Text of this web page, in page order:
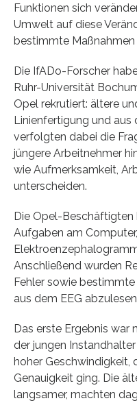
Funktionen sich
Umwelt auf diese
bestimmte Maßnahmen
Die IfADo-Forscher
Ruhr-Universität
Opel rekrutiert: ältere
Linienfertigung und aus
verfolgten dabei die
jüngere Arbeitnehmer
wie Aufmerksamkeit,
unterscheiden.
Die Opel-
Aufgaben am
Anschließend wurden
Fehler sowie
aus dem EEG
Das erste Ergebnis war
der jungen
hoher Geschwindigkeit,
Genauigkeit ging. Die
langsamer, machten